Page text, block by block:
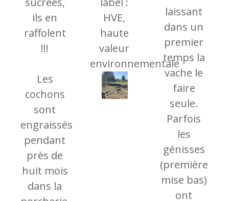
ils en
raffolent
!!!
Les
cochons
sont
engraissés
pendant
près de
huit mois
dans la
HVE,
haute
valeur
environnementale
laissant
dans un
premier
temps la
vache le
faire
seule.
Parfois
les
génisses
(première
mise bas)
ont